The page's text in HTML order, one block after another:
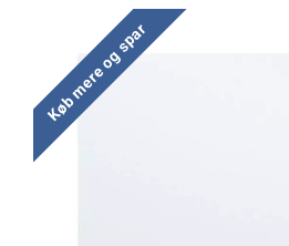
Køb mere og spar